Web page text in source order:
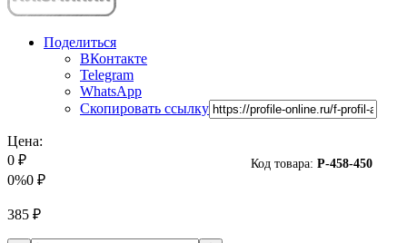
Поделиться
ВКонтакте
Telegram
WhatsApp
Скопировать ссылку
Код товара: P-458-450
Цена:
0 ₽
0%0 ₽
385 ₽